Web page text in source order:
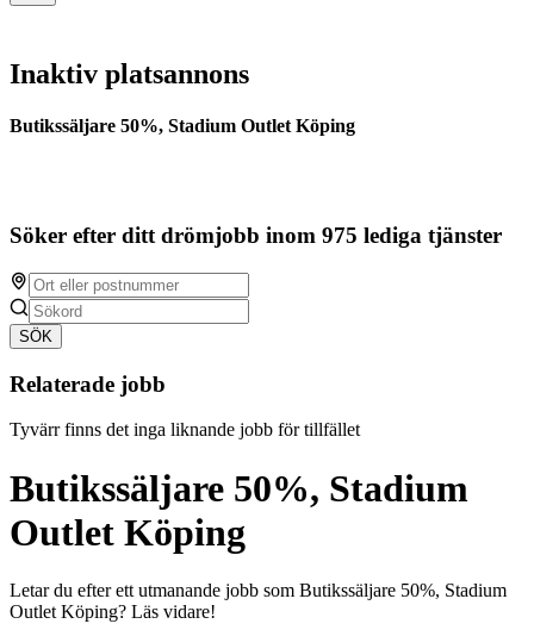
Inaktiv platsannons
Butikssäljare 50%, Stadium Outlet Köping
Söker efter ditt drömjobb inom 975 lediga tjänster
SÖK
Relaterade jobb
Tyvärr finns det inga liknande jobb för tillfället
Butikssäljare 50%, Stadium
Outlet Köping
Letar du efter ett utmanande jobb som Butikssäljare 50%, Stadium
Outlet Köping? Läs vidare!